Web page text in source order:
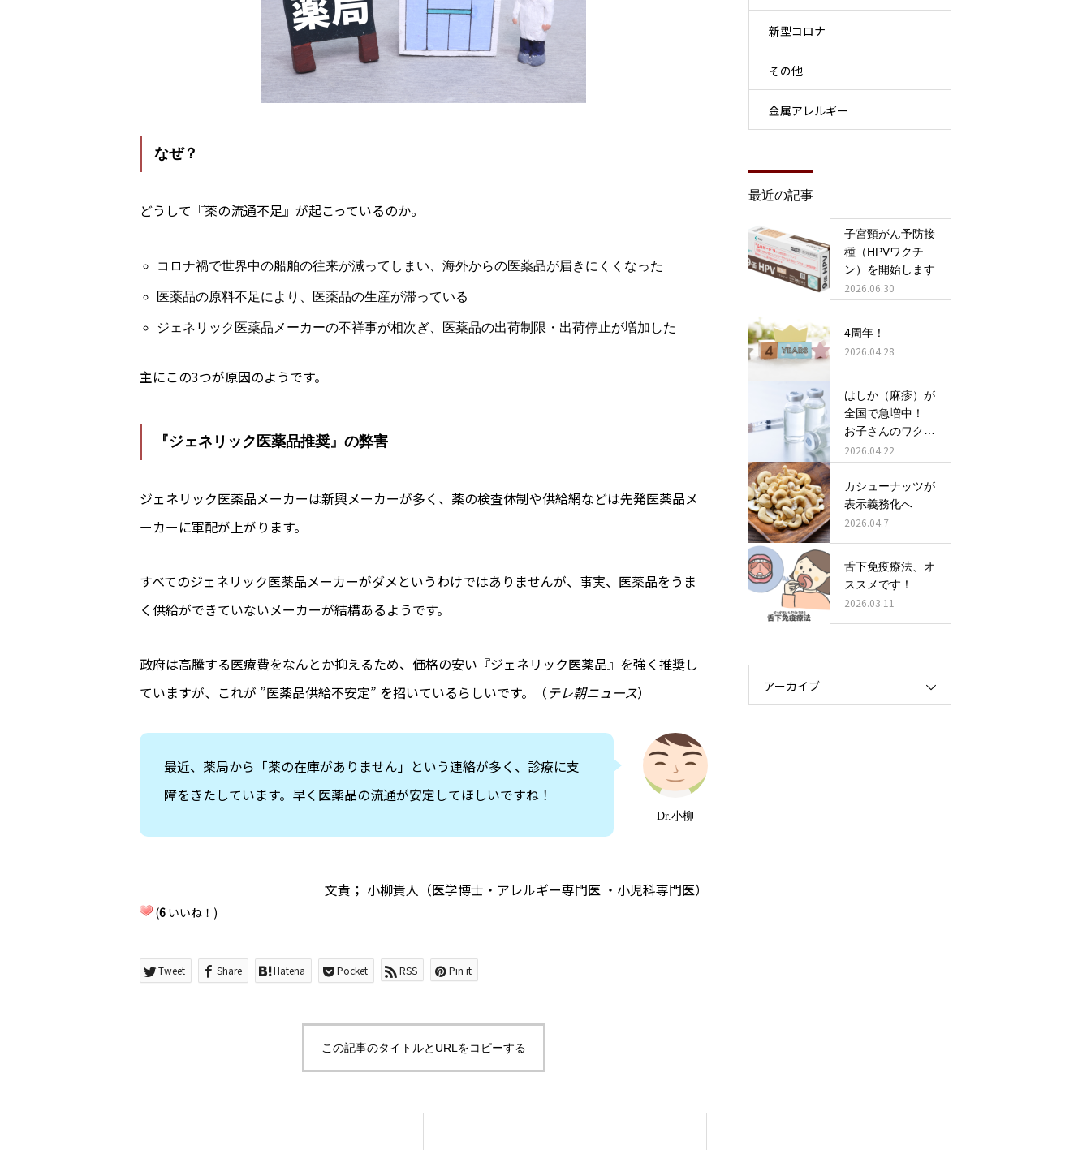
なぜ？
どうして『薬の流通不足』が起こっているのか。
コロナ禍で世界中の船舶の往来が減ってしまい、海外からの医薬品が届きにくくなった
医薬品の原料不足により、医薬品の生産が滞っている
ジェネリック医薬品メーカーの不祥事が相次ぎ、医薬品の出荷制限・出荷停止が増加した
主にこの3つが原因のようです。
『ジェネリック医薬品推奨』の弊害
ジェネリック医薬品メーカーは新興メーカーが多く、薬の検査体制や供給網などは先発医薬品メ
ーカーに軍配が上がります。
すべてのジェネリック医薬品メーカーがダメというわけではありませんが、事実、医薬品をうま
く供給ができていないメーカーが結構あるようです。
政府は高騰する医療費をなんとか抑えるため、価格の安い『ジェネリック医薬品』を強く推奨し
ていますが、これが ”医薬品供給不安定” を招いているらしいです。（テレ朝ニュース）
Dr.小柳
最近、薬局から「薬の在庫がありません」という連絡が多く、診療に支
障をきたしています。早く医薬品の流通が安定してほしいですね！
文責； 小柳貴人（医学博士・アレルギー専門医 ・小児科専門医）
(6 いいね！)
Tweet Share Hatena Pocket RSS Pin it
この記事のタイトルとURLをコピーする
新型コロナ
その他
金属アレルギー
最近の記事
子宮頸がん予防接
種（HPVワクチ
ン）を開始します
2026.06.30
4周年！
2026.04.28
はしか（麻疹）が
全国で急増中！
お子さんのワクチ
ン接種、確認しま
しょう！
2026.04.22
カシューナッツが
表示義務化へ
2026.04.7
舌下免疫療法、オ
ススメです！
2026.03.11
アーカイブ